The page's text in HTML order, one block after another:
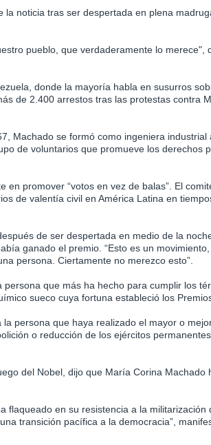
noticia tras ser despertada en plena
pueblo, que verdaderamente lo merece",
donde la mayoría habla en susurros
de 2.400 arrestos tras las protestas contra
Machado se formó como ingeniera industrial
de voluntarios que promueve los derechos
promover “votos en vez de balas”. El
de valentía civil en América Latina en
de ser despertada en medio de la
ganado el premio. “Esto es un
persona. Ciertamente no merezco esto”.
que más ha hecho para cumplir los
sueco cuya fortuna estableció los
persona que haya realizado el mayor o
o reducción de los ejércitos
del Nobel, dijo que María Corina Machado
flaqueado en su resistencia a la militarización
transición pacífica a la democracia”,